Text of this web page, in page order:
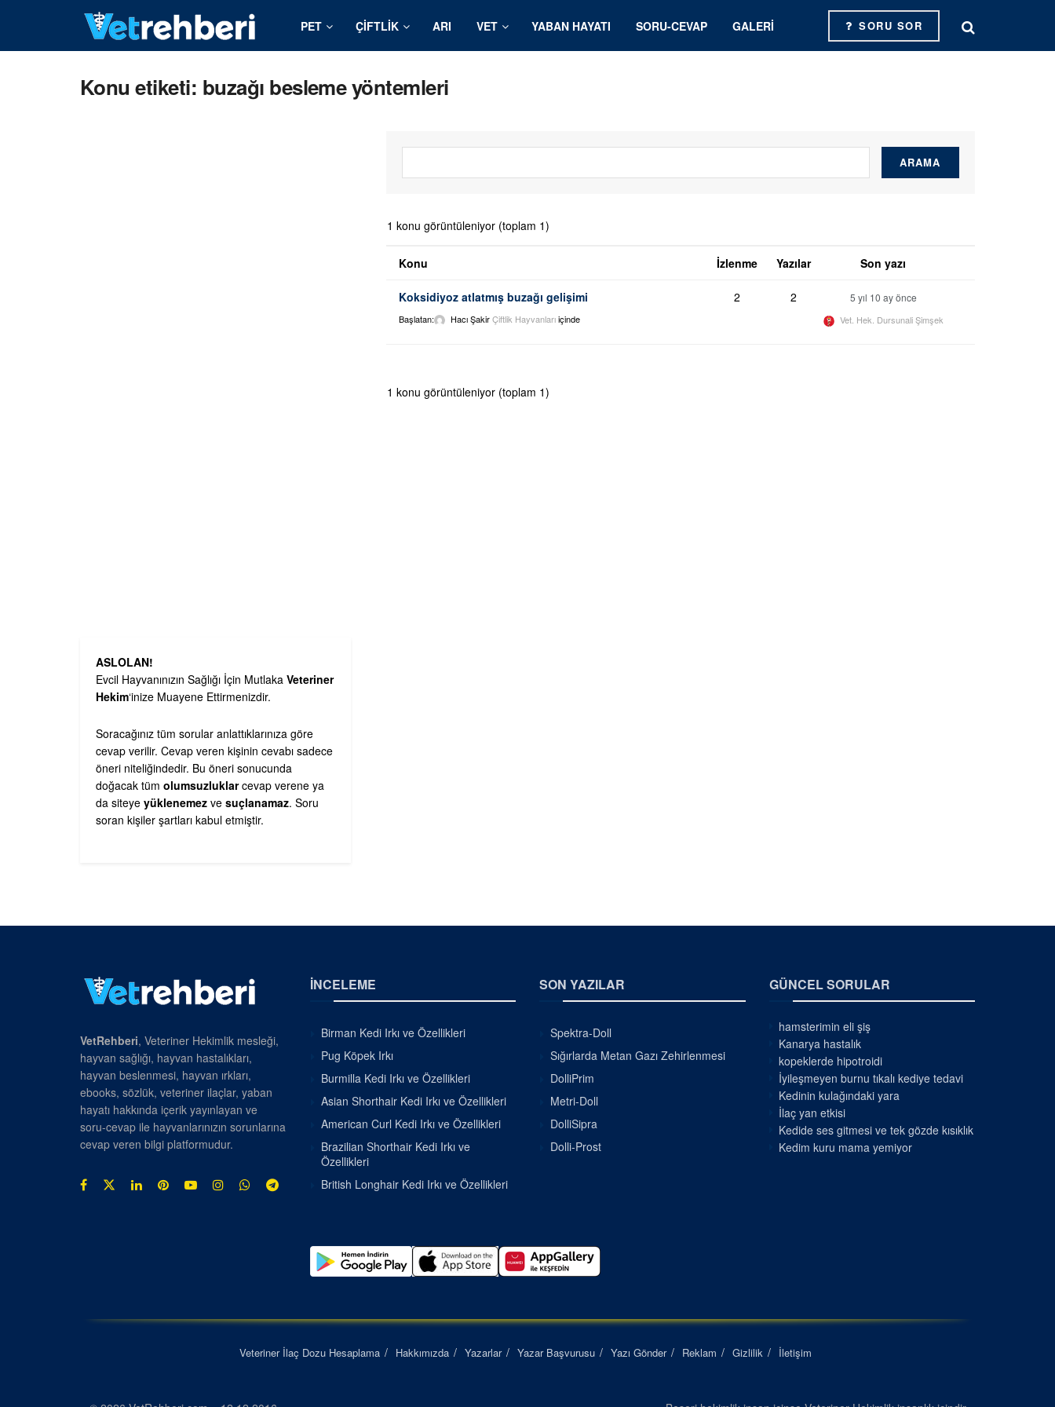
PET ÇIFTLIK ARI VET YABAN HAYATI SORU-CEVAP GALERI SORU SOR
Konu etiketi: buzağı besleme yöntemleri
1 konu görüntüleniyor (toplam 1)
Konu İzlenme Yazılar Son yazı
Koksidiyoz atlatmış buzağı gelişimi
Başlatan: Hacı ŞakirÇiftlik Hayvanlarıiçinde
2 2 5 yıl 10 ay önce
Vet. Hek. Dursunali Şimşek
1 konu görüntüleniyor (toplam 1)
ASLOLAN!
Evcil Hayvanınızın Sağlığı İçin Mutlaka Veteriner
Hekim‘inize Muayene Ettirmenizdir.
Soracağınız tüm sorular anlattıklarınıza göre
cevap verilir. Cevap veren kişinin cevabı sadece
öneri niteliğindedir. Bu öneri sonucunda
doğacak tüm olumsuzluklarcevap verene ya
da siteye yüklenemez ve suçlanamaz. Soru
soran kişiler şartları kabul etmiştir.
VetRehberi, Veteriner Hekimlik mesleği,
hayvan sağlığı, hayvan hastalıkları,
hayvan beslenmesi, hayvan ırkları,
ebooks, sözlük, veteriner ilaçlar, yaban
hayatı hakkında içerik yayınlayan ve
soru-cevap ile hayvanlarınızın sorunlarına
cevap veren bilgi platformudur.
İNCELEME
Birman Kedi Irkı ve Özellikleri
Pug Köpek Irkı
Burmilla Kedi Irkı ve Özellikleri
Asian Shorthair Kedi Irkı ve Özellikleri
American Curl Kedi Irkı ve Özellikleri
Brazilian Shorthair Kedi Irkı ve
Özellikleri
British Longhair Kedi Irkı ve Özellikleri
SON YAZILAR
Spektra-Doll
Sığırlarda Metan Gazı Zehirlenmesi
DolliPrim
Metri-Doll
DolliSipra
Dolli-Prost
GÜNCEL SORULAR
hamsterimin eli şiş
Kanarya hastalık
kopeklerde hipotroidi
İyileşmeyen burnu tıkalı kediye tedavi
Kedinin kulağındaki yara
İlaç yan etkisi
Kedide ses gitmesi ve tek gözde kısıklık
Kedim kuru mama yemiyor
Veteriner İlaç Dozu Hesaplama Hakkımızda Yazarlar Yazar Başvurusu Yazı Gönder Reklam Gizlilik İletişim